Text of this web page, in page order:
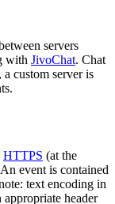
servers
with JivoChat. Chat
custom server is
HTTPS (at the
event is contained
text encoding in
appropriate header